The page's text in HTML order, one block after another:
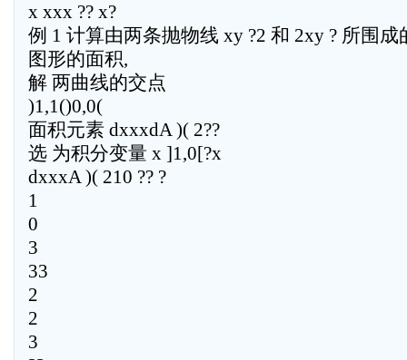
x xxx ?? x?
例 1 计算由两条抛物线 xy ?2 和 2xy ? 所围成
图形的面积,
解 两曲线的交点
)1,1()0,0(
面积元素 dxxxdA )( 2??
选 为积分变量 x ]1,0[?x
dxxxA )( 210 ?? ?
1
0
3
33
2
2
3